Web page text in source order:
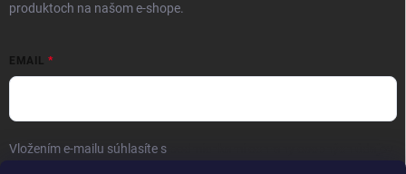
produktoch na našom e-shope.
EMAIL
Vložením e-mailu súhlasíte s